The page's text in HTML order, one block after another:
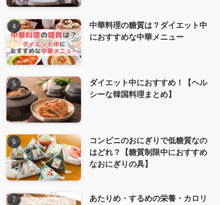
中華料理の糖質は？ダイエット中
におすすめな中華メニュー
ダイエット中におすすめ！【ヘル
シーな韓国料理まとめ】
コンビニのおにぎりで低糖質なの
はどれ？【糖質制限中におすすめ
なおにぎりの具】
あたりめ・するめの栄養・カロリ